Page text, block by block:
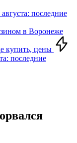
последние
в Воронеже
купить, цены
последние